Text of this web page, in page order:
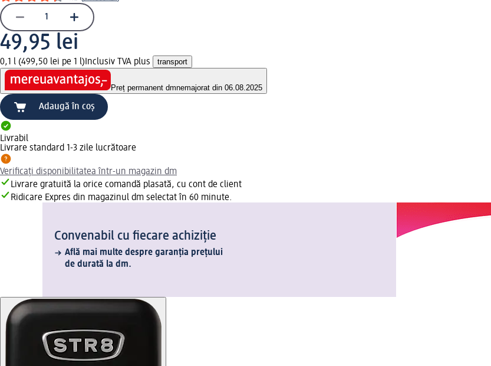
49,95 lei
0,1 l (499,50 lei pe 1 l) Inclusiv TVA plus transport
Preț permanent dmnemajorat din 06.08.2025
Adaugă în coș
Livrabil
Livrare standard 1-3 zile lucrătoare
Verificați disponibilitatea într-un magazin dm
Livrare gratuită la orice comandă plasată, cu cont de client
Ridicare Expres din magazinul dm selectat în 60 minute.
Convenabil cu fiecare achiziție
Află mai multe despre garanția prețului
de durată la dm.